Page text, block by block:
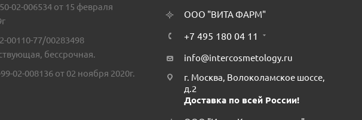
02-006534 от 15 февраля
00110-77/00283498
бессрочная.
02-008136 от 02 ноября 2020г.
ООО "ВИТА ФАРМ"
+7 495 180 04 11
info@intercosmetology.ru
г. Москва, Волоколамское шоссе,
д.2
Доставка по всей России!